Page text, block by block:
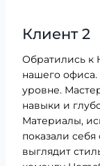
Клиент 2
Обратились к
нашего
уровне.
навыки и
Материалы,
показали
выглядит